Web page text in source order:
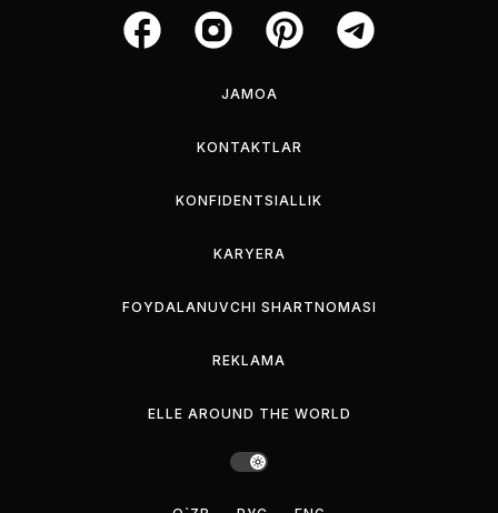
JAMOA
KONTAKTLAR
KONFIDENTSIALLIK
KARYERA
FOYDALANUVCHI SHARTNOMASI
REKLAMA
ELLE AROUND THE WORLD